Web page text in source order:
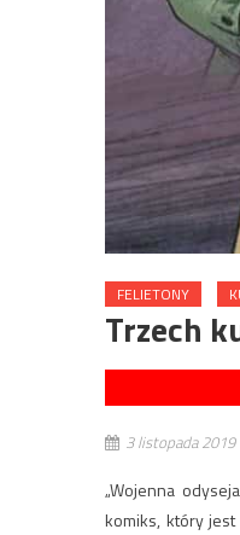
FELIETONY
Trzech
3 listopada 2019
„Wojenna
komiks, który